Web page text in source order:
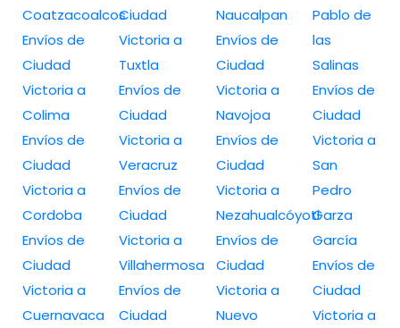
Coatzacoalcos
Envíos de
Ciudad
Victoria a
Colima
Envíos de
Ciudad
Victoria a
Cordoba
Envíos de
Ciudad
Victoria a
Cuernavaca
Ciudad
Victoria a
Tuxtla
Envíos de
Ciudad
Victoria a
Veracruz
Envíos de
Ciudad
Victoria a
Villahermosa
Envíos de
Ciudad
Naucalpan
Envíos de
Ciudad
Victoria a
Navojoa
Envíos de
Ciudad
Victoria a
Nezahualcóyotl
Envíos de
Ciudad
Victoria a
Nuevo
Pablo de
las
Salinas
Envíos de
Ciudad
Victoria a
San
Pedro
Garza
García
Envíos de
Ciudad
Victoria a